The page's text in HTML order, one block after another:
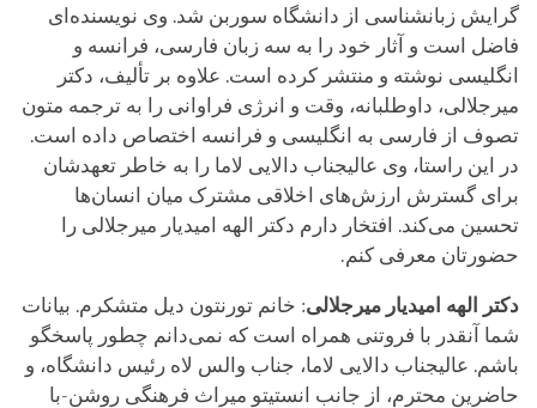
گرایش زبانشناسی از دانشگاه سوربن شد. وی نویسنده‌ای
فاضل است و آثار خود را به سه زبان فارسی، فرانسه و
انگلیسی نوشته و منتشر کرده است. علاوه بر تألیف، دکتر
میرجلالی، داوطلبانه، وقت و انرژی فراوانی را به ترجمه متون
تصوف از فارسی به انگلیسی و فرانسه اختصاص داده است.
در این راستا، وی عالیجناب دالایی لاما را به خاطر تعهدشان
برای گسترش ارزش‌های اخلاقی مشترک میان انسان‌ها
تحسین می‌کند. افتخار دارم دکتر الهه امیدیار میرجلالی را
حضورتان معرفی کنم.
دکتر الهه امیدیار میرجلالی: خانم تورنتون دیل متشکرم. بیانات
شما آنقدر با فروتنی همراه است که نمی‌دانم چطور پاسخگو
باشم. عالیجناب دالایی لاما، جناب والس لاه رئیس دانشگاه، و
حاضرین محترم، از جانب انستیتو میراث فرهنگی روشن-با